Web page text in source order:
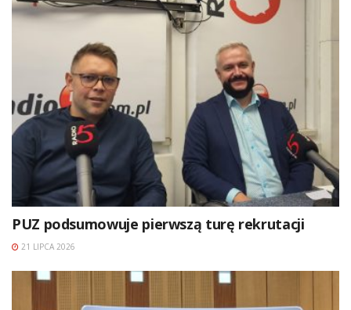
PUZ podsumowuje pierwszą turę rekrutacji
21 LIPCA 2026